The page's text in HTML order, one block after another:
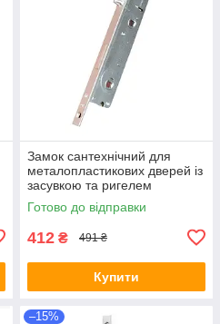
Замок сантехнічний для
металопластикових дверей із
засувкою та ригелем
(D35/90) Reze WC
Готово до відправки
412 ₴ 491 ₴
Купити
–15%